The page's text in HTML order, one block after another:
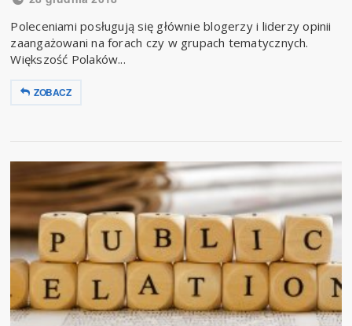
Poleceniami posługują się głównie blogerzy i liderzy opinii
zaangażowani na forach czy w grupach tematycznych.
Większość Polaków...
ZOBACZ